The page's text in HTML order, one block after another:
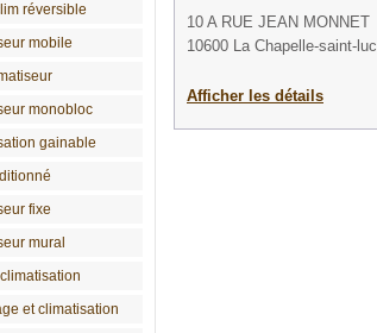
réversible
mobile
monobloc
gainable
fixe
mural
et climatisation
10 A RUE JEAN MONNET
10600 La Chapelle-saint-luc
Afficher les détails